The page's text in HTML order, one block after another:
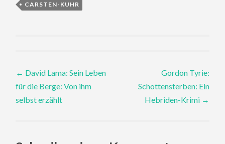
CARSTEN-KUHR
Post
navigation
← David Lama: Sein Leben
für die Berge: Von ihm
selbst erzählt
Gordon Tyrie:
Schottensterben: Ein
Hebriden-Krimi →